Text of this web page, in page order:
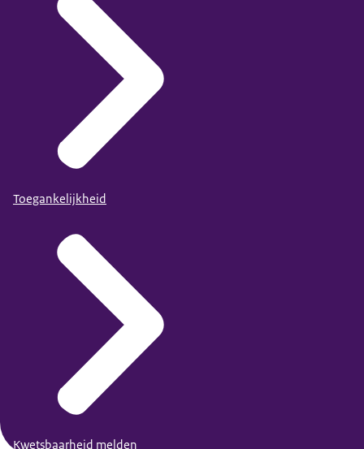
Toegankelijkheid
Kwetsbaarheid melden